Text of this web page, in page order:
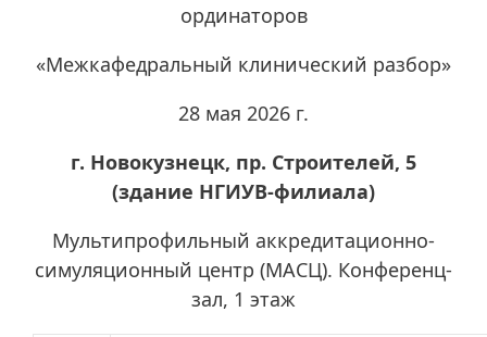
ординаторов
«Межкафедральный клинический разбор»
28 мая 2026 г.
г. Новокузнецк, пр. Строителей, 5
(здание НГИУВ-филиала)
Мультипрофильный аккредитационно-
симуляционный центр (МАСЦ). Конференц-
зал, 1 этаж